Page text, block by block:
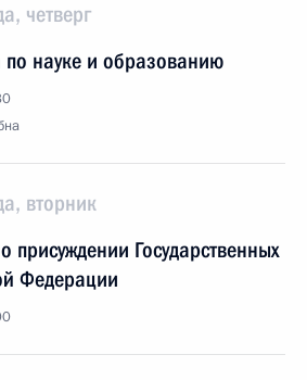
четверг
по науке и образованию
вторник
присуждении Государственных
Федерации